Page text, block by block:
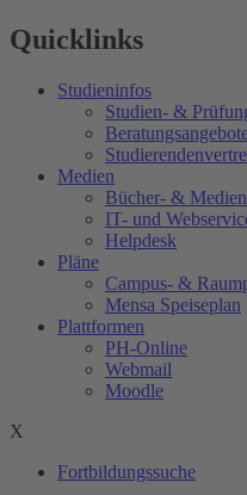
Quicklinks
Studieninfos
Studien- &
Medien
Bücher- &
IT- und
Helpdesk
Pläne
Campus- &
Mensa Speiseplan
Plattformen
PH-Online
Webmail
Moodle
X
Fortbildungssuche